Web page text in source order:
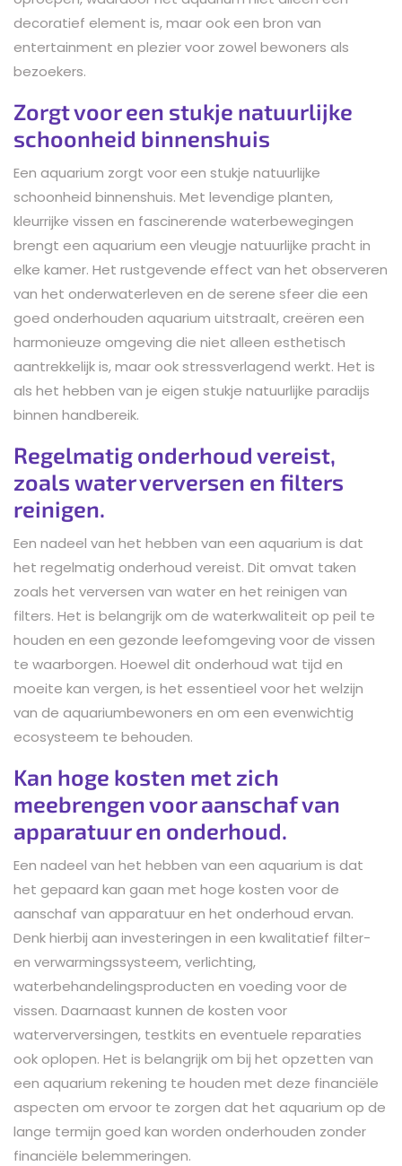
decoratief element is, maar ook een bron van
entertainment en plezier voor zowel bewoners als
bezoekers.
Zorgt voor een stukje natuurlijke
schoonheid binnenshuis
Een aquarium zorgt voor een stukje natuurlijke
schoonheid binnenshuis. Met levendige planten,
kleurrijke vissen en fascinerende waterbewegingen
brengt een aquarium een vleugje natuurlijke pracht in
elke kamer. Het rustgevende effect van het observeren
van het onderwaterleven en de serene sfeer die een
goed onderhouden aquarium uitstraalt, creëren een
harmonieuze omgeving die niet alleen esthetisch
aantrekkelijk is, maar ook stressverlagend werkt. Het is
als het hebben van je eigen stukje natuurlijke paradijs
binnen handbereik.
Regelmatig onderhoud vereist,
zoals water verversen en filters
reinigen.
Een nadeel van het hebben van een aquarium is dat
het regelmatig onderhoud vereist. Dit omvat taken
zoals het verversen van water en het reinigen van
filters. Het is belangrijk om de waterkwaliteit op peil te
houden en een gezonde leefomgeving voor de vissen
te waarborgen. Hoewel dit onderhoud wat tijd en
moeite kan vergen, is het essentieel voor het welzijn
van de aquariumbewoners en om een evenwichtig
ecosysteem te behouden.
Kan hoge kosten met zich
meebrengen voor aanschaf van
apparatuur en onderhoud.
Een nadeel van het hebben van een aquarium is dat
het gepaard kan gaan met hoge kosten voor de
aanschaf van apparatuur en het onderhoud ervan.
Denk hierbij aan investeringen in een kwalitatief filter-
en verwarmingssysteem, verlichting,
waterbehandelingsproducten en voeding voor de
vissen. Daarnaast kunnen de kosten voor
waterverversingen, testkits en eventuele reparaties
ook oplopen. Het is belangrijk om bij het opzetten van
een aquarium rekening te houden met deze financiële
aspecten om ervoor te zorgen dat het aquarium op de
lange termijn goed kan worden onderhouden zonder
financiële belemmeringen.